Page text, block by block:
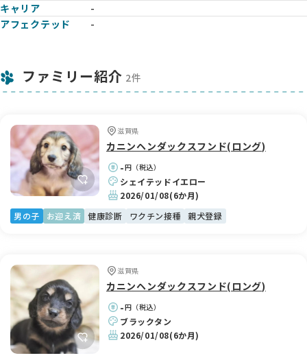
キャリア
-
アフェクテッド
-
ファミリー紹介 2件
滋賀県
カニンヘンダックスフンド(ロング)
-円（税込）
シェイテッドイエロー
2026/01/08(6か月)
男の子
お迎え済 健康診断 ワクチン接種 親犬登録
滋賀県
カニンヘンダックスフンド(ロング)
-円（税込）
ブラックタン
2026/01/08(6か月)